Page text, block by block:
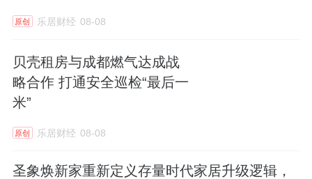
原创 乐居财经 08-08
贝壳租房与成都燃气达成战
略合作 打通安全巡检“最后一
米”
原创 乐居财经 08-08
圣象焕新家重新定义存量时代家居升级逻辑，